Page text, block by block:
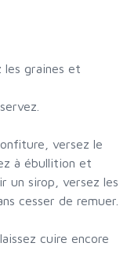
les graines et
versez le
à ébullition et
un sirop, versez les
cesser de remuer.
cuire encore